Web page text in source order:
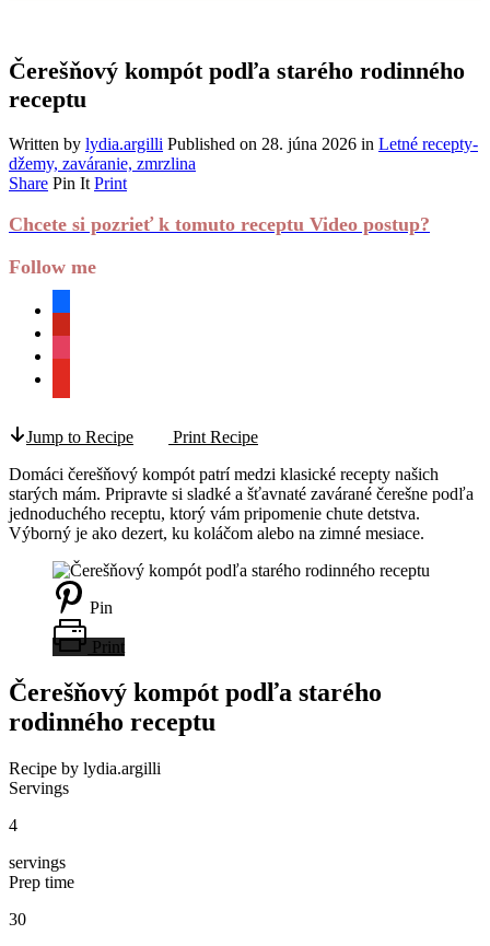
Čerešňový kompót podľa starého rodinného
receptu
Written by lydia.argilli Published on 28. júna 2026 in Letné recepty-
džemy, zaváranie, zmrzlina
Share Pin It Print
Chcete si pozrieť k tomuto receptu Video postup?
Follow me
Jump to Recipe
Print Recipe
Domáci čerešňový kompót patrí medzi klasické recepty našich
starých mám. Pripravte si sladké a šťavnaté zavárané čerešne podľa
jednoduchého receptu, ktorý vám pripomenie chute detstva.
Výborný je ako dezert, ku koláčom alebo na zimné mesiace.
Pin
Print
Čerešňový kompót podľa starého
rodinného receptu
Recipe by lydia.argilli
Servings
4
servings
Prep time
30